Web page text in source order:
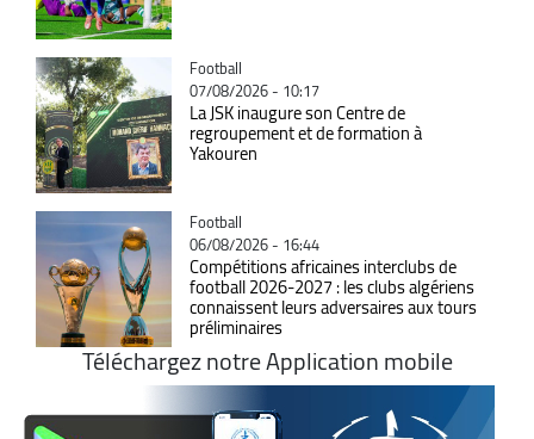
Catégorie
Football
07/08/2026 - 10:17
La JSK inaugure son Centre de
regroupement et de formation à
Yakouren
Catégorie
Football
06/08/2026 - 16:44
Compétitions africaines interclubs de
football 2026-2027 : les clubs algériens
connaissent leurs adversaires aux tours
préliminaires
Téléchargez notre Application mobile